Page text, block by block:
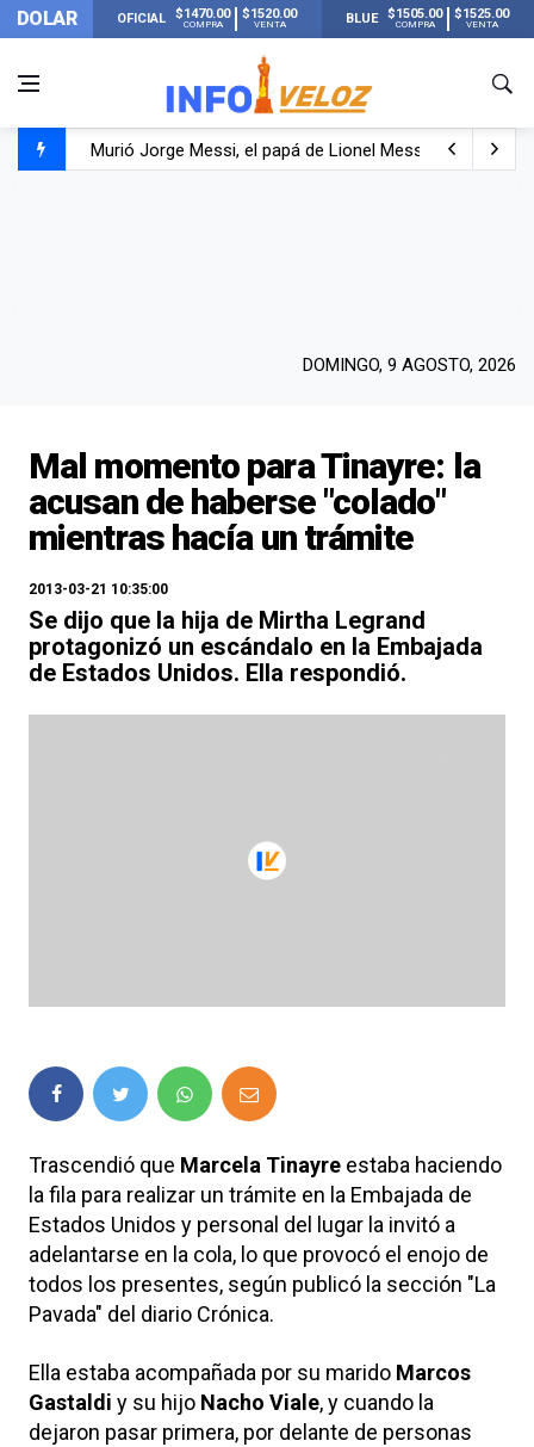
DOLAR OFICIAL $1470.00
COMPRA
$1520.00
VENTA BLUE $1505.00
COMPRA
$1525.00
VENTA
Murió Jorge Messi, el papá de Lionel Messi
DOMINGO, 9 AGOSTO, 2026
Mal momento para Tinayre: la
acusan de haberse "colado"
mientras hacía un trámite
2013-03-21 10:35:00
Se dijo que la hija de Mirtha Legrand
protagonizó un escándalo en la Embajada
de Estados Unidos. Ella respondió.
Trascendió que Marcela Tinayre estaba haciendo
la fila para realizar un trámite en la Embajada de
Estados Unidos y personal del lugar la invitó a
adelantarse en la cola, lo que provocó el enojo de
todos los presentes, según publicó la sección "La
Pavada" del diario Crónica.
Ella estaba acompañada por su marido Marcos
Gastaldi y su hijo Nacho Viale, y cuando la
dejaron pasar primera, por delante de personas